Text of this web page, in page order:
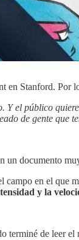
en Stanford. Por
Y el público
de gente que
un documento
campo en el que
y la
terminé de leer el